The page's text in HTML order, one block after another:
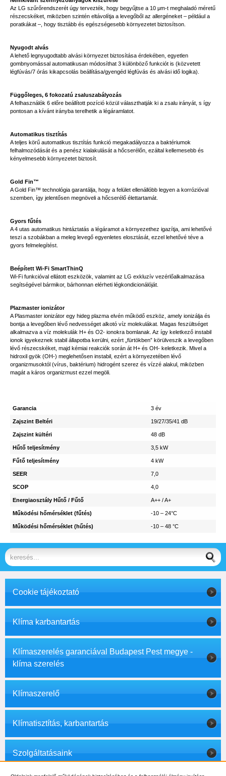
Az LG szűrőrendszerét úgy tervezték, hogy begyűjtse a 10 μm-t meghaladó méretű
részecskéket, miközben szintén eltávolítja a levegőből az allergéneket – például a
poratkákat –, hogy tisztább és egészségesebb környezetet biztosítson.
Nyugodt alvás
A lehető legnyugodtabb alvási környezet biztosítása érdekében, egyetlen
gombnyomással automatikusan módosíthat 3 különböző funkciót is (közvetett
légfúvás/7 órás kikapcsolás beállítása/gyengéd légfúvás és alvási idő logika).
Függőleges, 6 fokozatú zsaluszabályozás
A felhasználók 6 előre beállított pozíció közül választhatják ki a zsalu irányát, s így
pontosan a kívánt irányba terelhetik a légáramlatot.
Automatikus tisztítás
A teljes körű automatikus tisztítás funkció megakadályozza a baktériumok
felhalmozódását és a penész kialakulását a hőcserélőn, ezáltal kellemesebb és
kényelmesebb környezetet biztosít.
Gold Fin™
A Gold Fin™ technológia garantálja, hogy a felület ellenállóbb legyen a korrózióval
szemben, így jelentősen megnöveli a hőcserélő élettartamát.
Gyors fűtés
A 4 utas automatikus hintáztatás a légáramot a környezethez igazítja, ami lehetővé
teszi a szobákban a meleg levegő egyenletes elosztását, ezzel lehetővé téve a
gyors felmelegítést.
Beépített Wi-Fi SmartThinQ
Wi-Fi funkcióval ellátott eszközök, valamint az LG exkluzív vezérlőalkalmazása
segítségével bármikor, bárhonnan elérheti légkondicionálóját.
Plazmaster ionizátor
A Plasmaster ionizátor egy hideg plazma elvén működő eszköz, amely ionizálja és
bontja a levegőben lévő nedvességet alkotó víz molekulákat. Magas feszültséget
alkalmazva a víz molekulák H+ és O2- ionokra bomlanak. Az így keletkező instabil
ionok igyekeznek stabil állapotba kerülni, ezért „fürtökben” körülveszik a levegőben
lévő részecskéket, majd kémiai reakciók során át H+ és OH- keletkezik. Mivel a
hidroxil gyök (OH-) meglehetősen instabil, ezért a környezetében lévő
organizmusoktól (vírus, baktérium) hidrogént szerez és vízzé alakul, miközben
magát a káros organizmust ezzel megöli.
Garancia 3 év
Zajszint Beltéri 19/27/35/41 dB
Zajszint kültéri 48 dB
Hűtő teljesítmény 3,5 kW
Fűtő teljesítmény 4 kW
SEER 7,0
SCOP 4,0
Energiaosztály Hűtő / Fűtő A++ / A+
Működési hőmérséklet (fűtés) -10 – 24°C
Működési hőmérséklet (hűtés) -10 – 48 °C
Cookie tájékoztató
Klíma karbantartás
Klímaszerelés garanciával Budapest Pest megye -
klíma szerelés
Klímaszerelő
Klímatisztítás, karbantartás
Szolgáltatásaink